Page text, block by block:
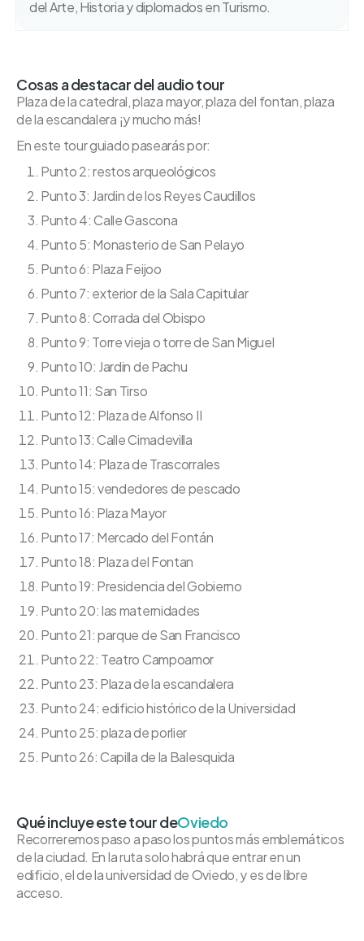
del Arte, Historia y diplomados en Turismo.
Cosas a destacar del audio tour
Plaza de la catedral, plaza mayor, plaza del fontan, plaza
de la escandalera ¡y mucho más!
En este tour guiado pasearás por:
Punto 2: restos arqueológicos
Punto 3: Jardin de los Reyes Caudillos
Punto 4: Calle Gascona
Punto 5: Monasterio de San Pelayo
Punto 6: Plaza Feijoo
Punto 7: exterior de la Sala Capitular
Punto 8: Corrada del Obispo
Punto 9: Torre vieja o torre de San Miguel
Punto 10: Jardin de Pachu
Punto 11: San Tirso
Punto 12: Plaza de Alfonso II
Punto 13: Calle Cimadevilla
Punto 14: Plaza de Trascorrales
Punto 15: vendedores de pescado
Punto 16: Plaza Mayor
Punto 17: Mercado del Fontán
Punto 18: Plaza del Fontan
Punto 19: Presidencia del Gobierno
Punto 20: las maternidades
Punto 21: parque de San Francisco
Punto 22: Teatro Campoamor
Punto 23: Plaza de la escandalera
Punto 24: edificio histórico de la Universidad
Punto 25: plaza de porlier
Punto 26: Capilla de la Balesquida
Qué incluye este tour deOviedo
Recorreremos paso a paso los puntos más emblemáticos
de la ciudad. En la ruta solo habrá que entrar en un
edificio, el de la universidad de Oviedo, y es de libre
acceso.